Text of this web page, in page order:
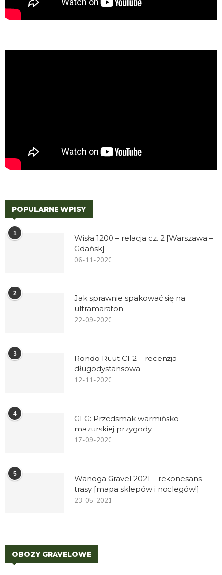
POPULARNE WPISY
1
Wisła 1200 – relacja cz. 2 [Warszawa –
Gdańsk]
06-11-2020
2
Jak sprawnie spakować się na
ultramaraton
22-09-2020
3
Rondo Ruut CF2 – recenzja
długodystansowa
12-11-2020
4
GLG: Przedsmak warmińsko-
mazurskiej przygody
17-09-2020
5
Wanoga Gravel 2021 – rekonesans
trasy [mapa sklepów i noclegów!]
23-05-2021
OBOZY GRAVELOWE